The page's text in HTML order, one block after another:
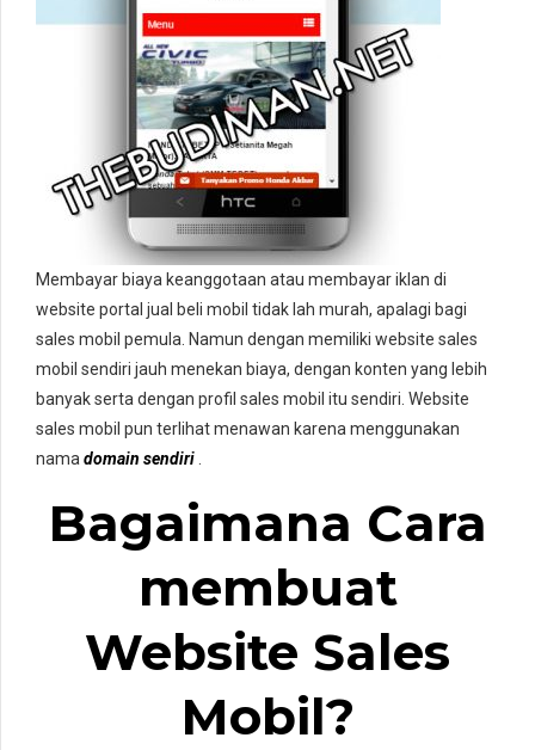
Membayar biaya keanggotaan atau membayar iklan di
website portal jual beli mobil tidak lah murah, apalagi bagi
sales mobil pemula. Namun dengan memiliki website sales
mobil sendiri jauh menekan biaya, dengan konten yang lebih
banyak serta dengan profil sales mobil itu sendiri. Website
sales mobil pun terlihat menawan karena menggunakan
namadomain sendiri .
Bagaimana Cara
membuat
Website Sales
Mobil?